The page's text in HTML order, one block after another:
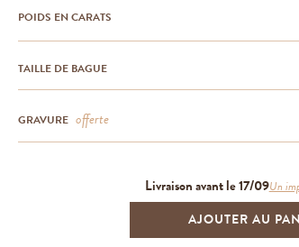
POIDS EN CARATS
TAILLE DE BAGUE
GRAVURE offerte
Livraison avant le 17/09Un
AJOUTER AU